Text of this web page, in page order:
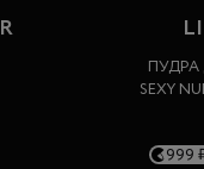
SEXY
999